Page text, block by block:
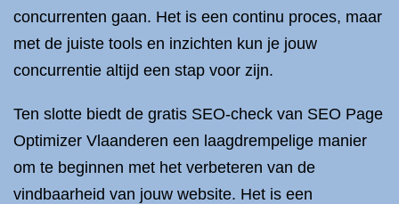
concurrenten gaan. Het is een continu proces, maar
met de juiste tools en inzichten kun je jouw
concurrentie altijd een stap voor zijn.
Ten slotte biedt de gratis SEO-check van SEO Page
Optimizer Vlaanderen een laagdrempelige manier
om te beginnen met het verbeteren van de
vindbaarheid van jouw website. Het is een